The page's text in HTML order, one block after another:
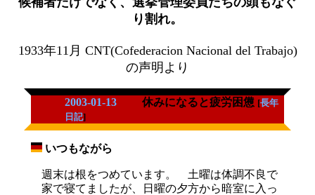
り割れ。
1933年11月 CNT(Cofederacion Nacional del Trabajo)
の声明より
2003-01-13 休みになると疲労困憊 [長年
日記]
いつもながら
週末は根をつめています。 土曜は体調不良で
家で寝てましたが、日曜の夕方から暗室に入っ